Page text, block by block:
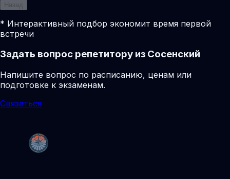
Назад
* Интерактивный подбор экономит время первой
встречи
Задать вопрос репетитору из Сосенский
Напишите вопрос по расписанию, ценам или
подготовке к экзаменам.
Связаться